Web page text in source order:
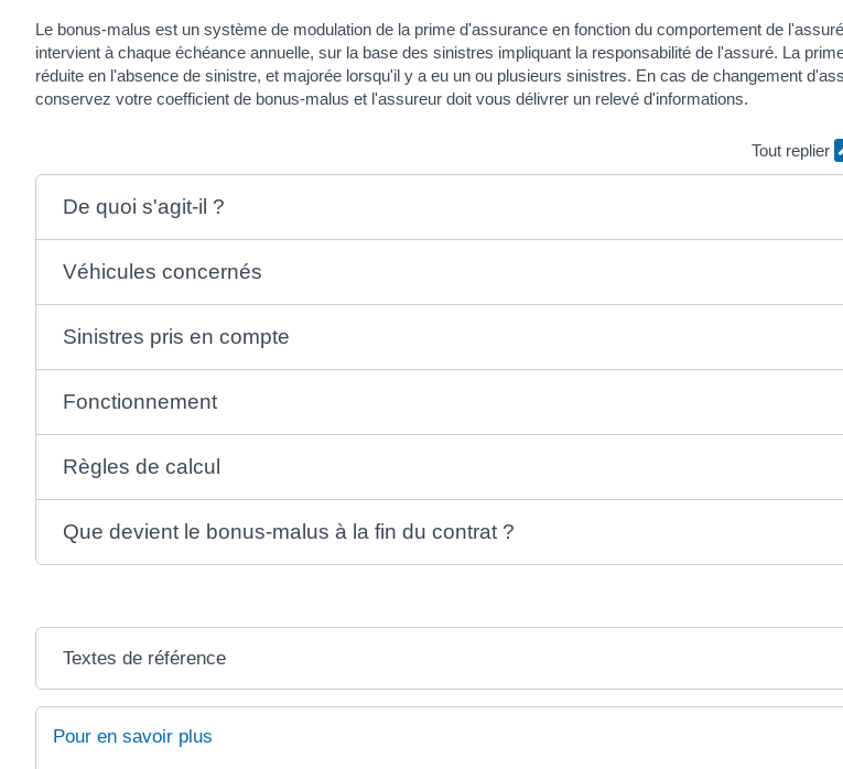
Le bonus-malus est un système de modulation de la prime d'assurance en fonction du comportement de
intervient à chaque échéance annuelle, sur la base des sinistres impliquant la responsabilité de l'assuré. La
réduite en l'absence de sinistre, et majorée lorsqu'il y a eu un ou plusieurs sinistres. En cas de changement
conservez votre coefficient de bonus-malus et l'assureur doit vous délivrer un relevé d'informations.
Tout replier
De quoi s'agit-il ?
Véhicules concernés
Sinistres pris en compte
Fonctionnement
Règles de calcul
Que devient le bonus-malus à la fin du contrat ?
Textes de référence
Pour en savoir plus